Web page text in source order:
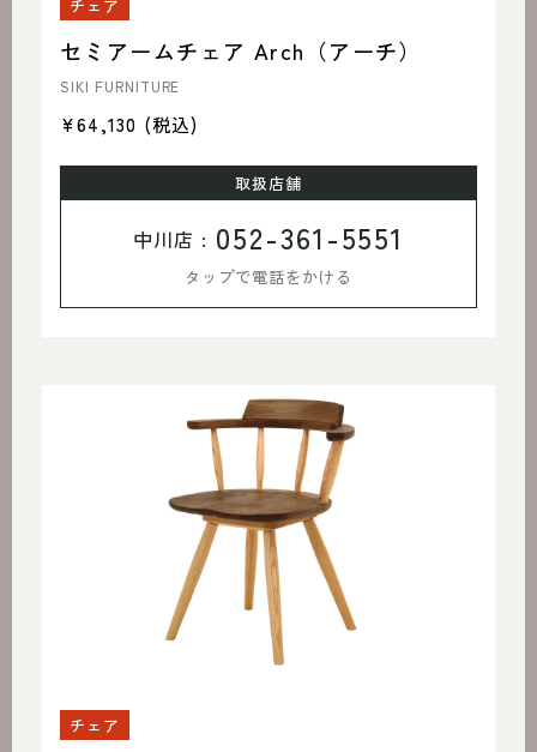
チェア
セミアームチェア Arch（アーチ）
SIKI FURNITURE
¥64,130 (税込)
取扱店舗
中川店 : 052-361-5551
タップで電話をかける
チェア